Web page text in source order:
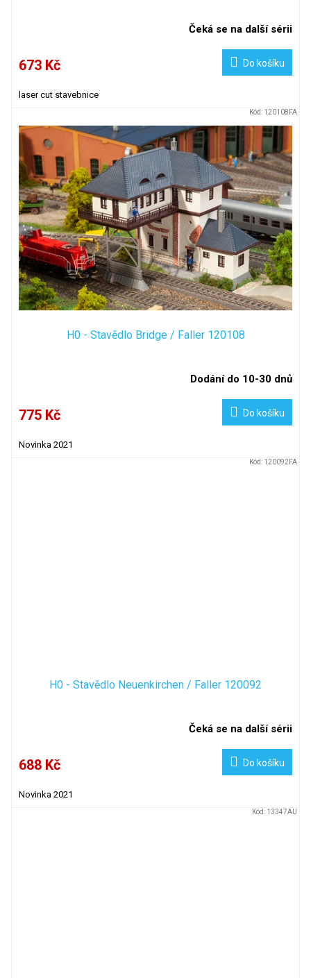
Čeká se na další sérii
673 Kč Do košíku
laser cut stavebnice
H0 - Stavědlo Bridge / Faller 120108
Dodání do 10-30 dnů
775 Kč Do košíku
Novinka 2021
Kód: 120108FA
H0 - Stavědlo Neuenkirchen / Faller 120092
Čeká se na další sérii
688 Kč Do košíku
Novinka 2021
Kód: 120092FA
Kód: 13347AU